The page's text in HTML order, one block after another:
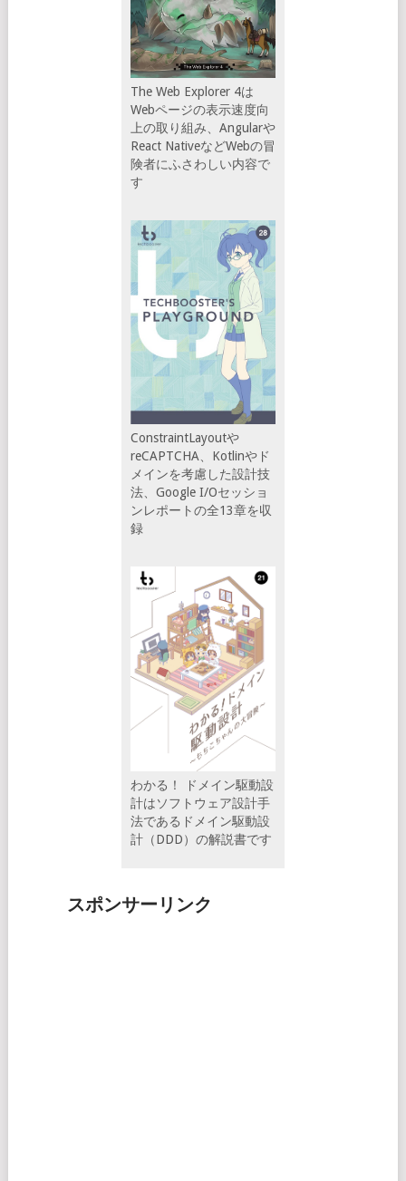
The Web Explorer 4は
Webページの表示速度向
上の取り組み、Angularや
React NativeなどWebの冒
険者にふさわしい内容で
す
ConstraintLayoutや
reCAPTCHA、Kotlinやド
メインを考慮した設計技
法、Google I/Oセッショ
ンレポートの全13章を収
録
わかる！ ドメイン駆動設
計はソフトウェア設計手
法であるドメイン駆動設
計（DDD）の解説書です
スポンサーリンク